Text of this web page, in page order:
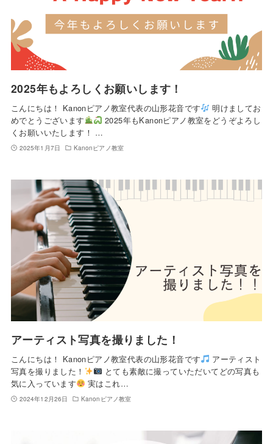
2025年もよろしくお願いします！
こんにちは！ Kanonピアノ教室代表の山形花音です
明けましてお
めでとうございます
2025年もKanonピアノ教室をどうぞよろし
くお願いいたします！ …
2025年1月7日 Kanonピアノ教室
アーティスト写真を撮りました！
こんにちは！ Kanonピアノ教室代表の山形花音です
アーティスト
写真を撮りました！
とても素敵に撮っていただいてどの写真も
気に入っています
実はこれ…
2024年12月26日 Kanonピアノ教室